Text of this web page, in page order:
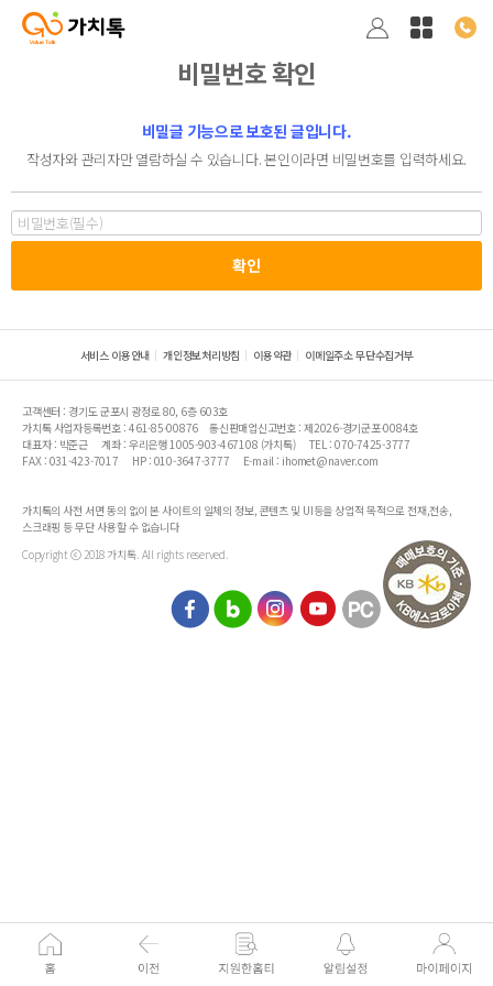
비밀번호 확인
비밀글 기능으로 보호된 글입니다.
작성자와 관리자만 열람하실 수 있습니다. 본인이라면 비밀번호를 입력하세요.
서비스 이용안내 개인정보처리방침 이용약관 이메일주소 무단수집거부
고객센터 : 경기도 군포시 광정로 80, 6층 603호
가치톡 사업자등록번호 : 461-85-00876
통신판매업신고번호 : 제2026-경기군포-0084호
대표자 : 박준근
계좌 : 우리은행 1005-903-467108 (가치톡)
TEL : 070-7425-3777
FAX : 031-423-7017
HP : 010-3647-3777 E-mail : ihomet@naver.com
가치톡의 사전 서면 동의 없이 본 사이트의 일체의 정보, 콘텐츠 및 UI등을 상업적 목적으로 전재,전송,
스크래핑 등 무단 사용할 수 없습니다
Copyright ⓒ 2018 가치톡. All rights reserved.